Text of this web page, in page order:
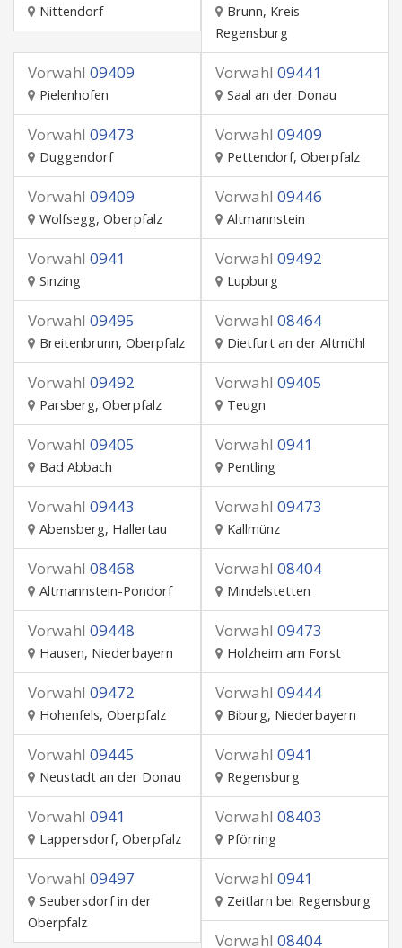
Nittendorf
Brunn, Kreis
Regensburg
Vorwahl 09409
Pielenhofen
Vorwahl 09441
Saal an der Donau
Vorwahl 09473
Duggendorf
Vorwahl 09409
Pettendorf, Oberpfalz
Vorwahl 09409
Wolfsegg, Oberpfalz
Vorwahl 09446
Altmannstein
Vorwahl 0941
Sinzing
Vorwahl 09492
Lupburg
Vorwahl 09495
Breitenbrunn, Oberpfalz
Vorwahl 08464
Dietfurt an der Altmühl
Vorwahl 09492
Parsberg, Oberpfalz
Vorwahl 09405
Teugn
Vorwahl 09405
Bad Abbach
Vorwahl 0941
Pentling
Vorwahl 09443
Abensberg, Hallertau
Vorwahl 09473
Kallmünz
Vorwahl 08468
Altmannstein-Pondorf
Vorwahl 08404
Mindelstetten
Vorwahl 09448
Hausen, Niederbayern
Vorwahl 09473
Holzheim am Forst
Vorwahl 09472
Hohenfels, Oberpfalz
Vorwahl 09444
Biburg, Niederbayern
Vorwahl 09445
Neustadt an der Donau
Vorwahl 0941
Regensburg
Vorwahl 0941
Lappersdorf, Oberpfalz
Vorwahl 08403
Pförring
Vorwahl 09497
Seubersdorf in der
Oberpfalz
Vorwahl 0941
Zeitlarn bei Regensburg
Vorwahl 08404